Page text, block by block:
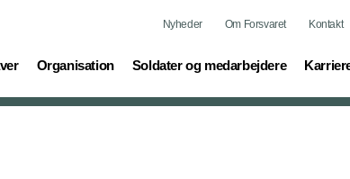
Nyheder Om Forsvaret Kontakt
Organisation
(current) Soldater og medarbejdere
(current)